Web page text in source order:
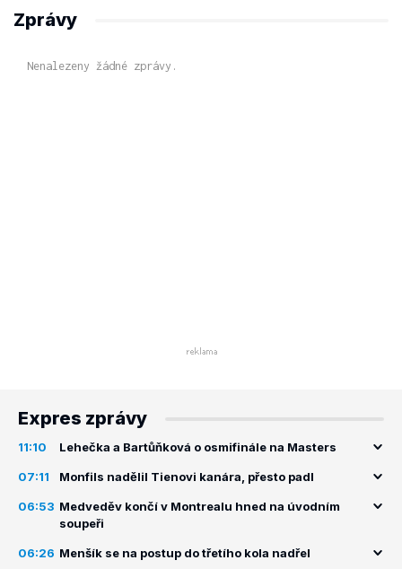
Zprávy
Nenalezeny žádné zprávy.
Expres zprávy
11:10 Lehečka a Bartůňková o osmifinále na Masters
07:11 Monfils nadělil Tienovi kanára, přesto padl
06:53 Medveděv končí v Montrealu hned na úvodním
soupeři
06:26 Menšík se na postup do třetího kola nadřel